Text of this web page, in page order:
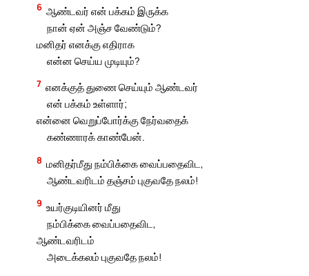
6 ஆண்டவர் என் பக்கம் இருக்க
நான் ஏன் அஞ்ச வேண்டும்?
மனிதர் எனக்கு எதிராக
என்ன செய்ய முடியும்?
7 எனக்குத் துணை செய்யும் ஆண்டவர்
என் பக்கம் உள்ளார்;
என்னை வெறுப்போர்க்கு நேர்வதைக்
கண்ணாரக் காண்பேன்.
8 மனிதர்மீது நம்பிக்கை வைப்பதைவிட,
ஆண்டவரிடம் தஞ்சம் புகுவதே நலம்!
9 உயர்குடியினர் மீது
நம்பிக்கை வைப்பதைவிட,
ஆண்டவரிடம்
அடைக்கலம் புகுவதே நலம்!